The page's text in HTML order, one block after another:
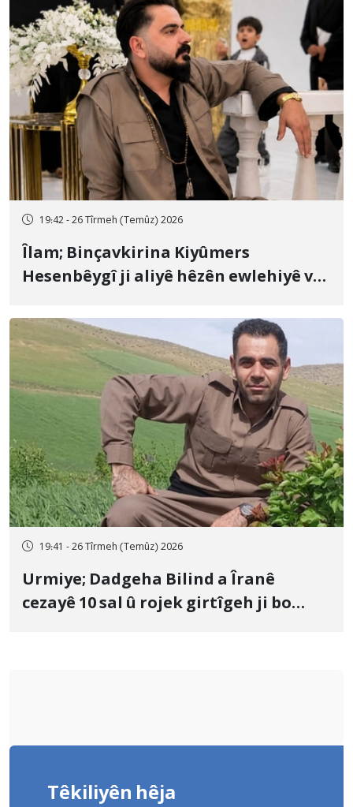
19:42 - 26 Tîrmeh (Temûz) 2026
Îlam; Binçavkirina Kiyûmers
Hesenbêygî ji aliyê hêzên ewlehiyê ve
19:41 - 26 Tîrmeh (Temûz) 2026
Urmiye; Dadgeha Bilind a Îranê
cezayê 10 sal û rojek girtîgeh ji bo
Têkiliyên hêja